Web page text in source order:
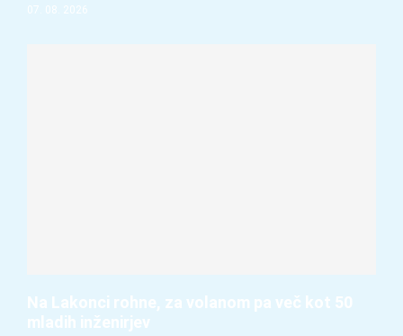
07. 08. 2026
Na Lakonci rohne, za volanom pa več kot 50
mladih inženirjev